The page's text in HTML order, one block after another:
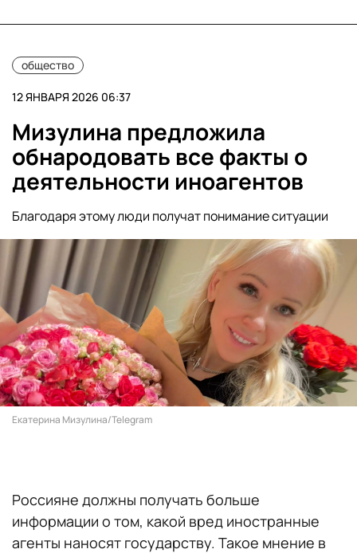
общество
12 ЯНВАРЯ 2026 06:37
Мизулина предложила
обнародовать все факты о
деятельности иноагентов
Благодаря этому люди получат понимание ситуации
Екатерина Мизулина/Telegram
Россияне должны получать больше
информации о том, какой вред иностранные
агенты наносят государству. Такое мнение в